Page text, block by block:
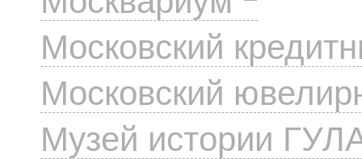
Московский
Московский
Музей истории